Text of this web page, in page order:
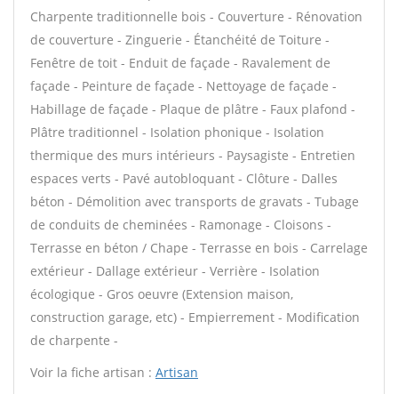
Charpente traditionnelle bois - Couverture - Rénovation
de couverture - Zinguerie - Étanchéité de Toiture -
Fenêtre de toit - Enduit de façade - Ravalement de
façade - Peinture de façade - Nettoyage de façade -
Habillage de façade - Plaque de plâtre - Faux plafond -
Plâtre traditionnel - Isolation phonique - Isolation
thermique des murs intérieurs - Paysagiste - Entretien
espaces verts - Pavé autobloquant - Clôture - Dalles
béton - Démolition avec transports de gravats - Tubage
de conduits de cheminées - Ramonage - Cloisons -
Terrasse en béton / Chape - Terrasse en bois - Carrelage
extérieur - Dallage extérieur - Verrière - Isolation
écologique - Gros oeuvre (Extension maison,
construction garage, etc) - Empierrement - Modification
de charpente -
Voir la fiche artisan : Artisan